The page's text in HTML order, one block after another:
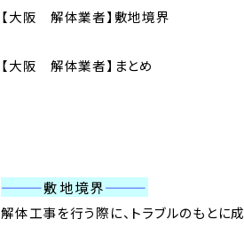
【大阪 解体業者】敷地境界
【大阪 解体業者】まとめ
———敷地境界———
解体工事を行う際に、トラブルのもとに